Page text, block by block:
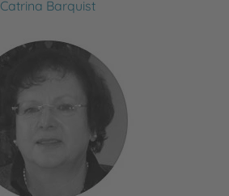
Catrina Barquist